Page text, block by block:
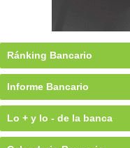
Ránking Bancario
Informe Bancario
Lo + y lo - de la banca